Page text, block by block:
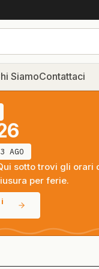
SiamoContattaci
AGO
sotto trovi gli orari
per ferie.